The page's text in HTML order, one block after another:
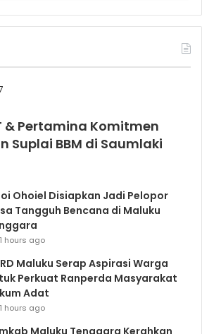
& Pertamina Komitmen
Suplai BBM di Saumlaki
Ohoiel Disiapkan Jadi Pelopor
Tangguh Bencana di Maluku
hours ago
Maluku Serap Aspirasi Warga
Perkuat Ranperda Masyarakat
Adat
hours ago